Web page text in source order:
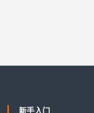
新手入门